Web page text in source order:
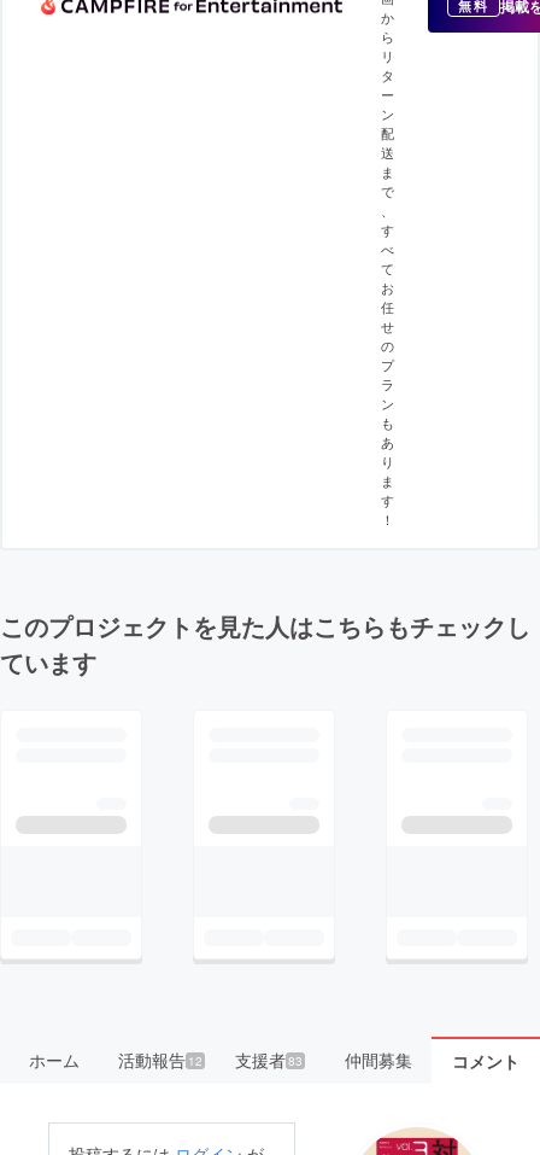
か
ら
リ
タ
ー
ン
配
送
ま
で
す
べ
て
お
任
せ
の
プ
ラ
ン
も
あ
り
ま
す
！
無料 掲載
このプロジェクトを見た人はこちらもチェックし
ています
ホーム 活動報告12 支援者83 仲間募集 コメント